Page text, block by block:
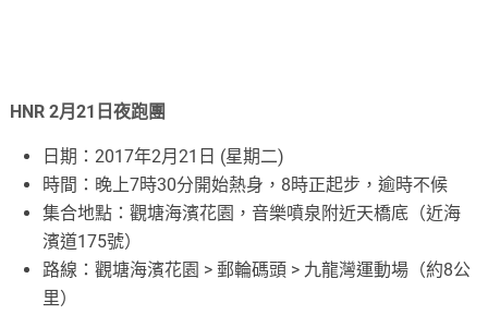
HNR 2月21日夜跑團
日期：2017年2月21日 (星期二)
時間：晚上7時30分開始熱身，8時正起步，逾時不候
集合地點：觀塘海濱花園，音樂噴泉附近天橋底（近海
濱道175號）
路線：觀塘海濱花園 > 郵輪碼頭 > 九龍灣運動場（約8公
里）